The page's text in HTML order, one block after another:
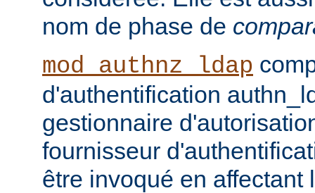
nom de phase de
mod_authnz_ldap
d'authentification
gestionnaire
fournisseur
être invoqué en